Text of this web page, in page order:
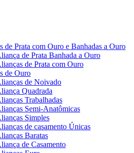
de Prata com Ouro e Banhadas a Ouro
de Prata Banhada a Ouro
de Prata com Ouro
de Ouro
de Noivado
Quadrada
Trabalhadas
Semi-Anatômicas
Simples
de casamento Únicas
Baratas
de Casamento